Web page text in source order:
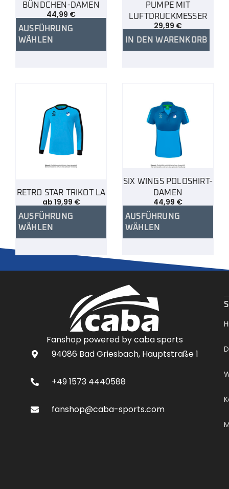
BÜNDCHEN-DAMEN
44,99 €
AUSFÜHRUNG
WÄHLEN
PUMPE MIT
LUFTDRUCKMESSER
29,99 €
IN DEN WARENKORB
RETRO STAR TRIKOT LA
ab 19,99 €
AUSFÜHRUNG
WÄHLEN
SIX WINGS POLOSHIRT-
DAMEN
44,99 €
AUSFÜHRUNG
WÄHLEN
Fanshop powered by caba sports
94086 Bad Griesbach, Hauptstraße 1
+49 1573 4440588
fanshop@caba-sports.com